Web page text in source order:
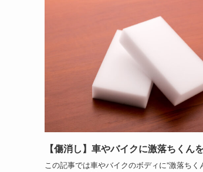
【傷消し】車やバイクに激落ちくん
この記事では車やバイクのボディに”激落ちく